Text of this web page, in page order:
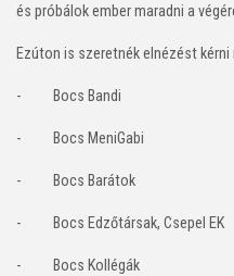
és próbálok ember maradni a
Ezúton is szeretnék elnézést
- Bocs Bandi
- Bocs MeniGabi
- Bocs Barátok
- Bocs Edzőtársak, Csepel EK
- Bocs Kollégák